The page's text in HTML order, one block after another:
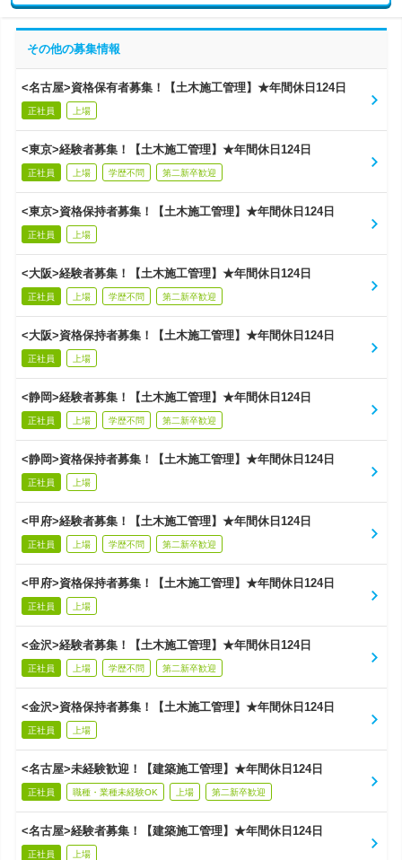
その他の募集情報
<名古屋>資格保有者募集！【土木施工管理】★年間休日124日
正社員 上場
<東京>経験者募集！【土木施工管理】★年間休日124日
正社員 上場 学歴不問 第二新卒歓迎
<東京>資格保持者募集！【土木施工管理】★年間休日124日
正社員 上場
<大阪>経験者募集！【土木施工管理】★年間休日124日
正社員 上場 学歴不問 第二新卒歓迎
<大阪>資格保持者募集！【土木施工管理】★年間休日124日
正社員 上場
<静岡>経験者募集！【土木施工管理】★年間休日124日
正社員 上場 学歴不問 第二新卒歓迎
<静岡>資格保持者募集！【土木施工管理】★年間休日124日
正社員 上場
<甲府>経験者募集！【土木施工管理】★年間休日124日
正社員 上場 学歴不問 第二新卒歓迎
<甲府>資格保持者募集！【土木施工管理】★年間休日124日
正社員 上場
<金沢>経験者募集！【土木施工管理】★年間休日124日
正社員 上場 学歴不問 第二新卒歓迎
<金沢>資格保持者募集！【土木施工管理】★年間休日124日
正社員 上場
<名古屋>未経験歓迎！【建築施工管理】★年間休日124日
正社員 職種・業種未経験OK 上場 第二新卒歓迎
<名古屋>経験者募集！【建築施工管理】★年間休日124日
正社員 上場